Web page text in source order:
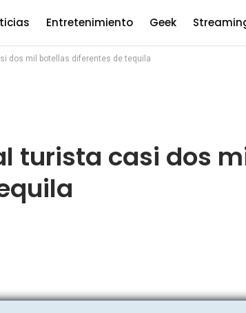
Entretenimiento Geek
dos mil botellas diferentes de tequila
turista casi dos